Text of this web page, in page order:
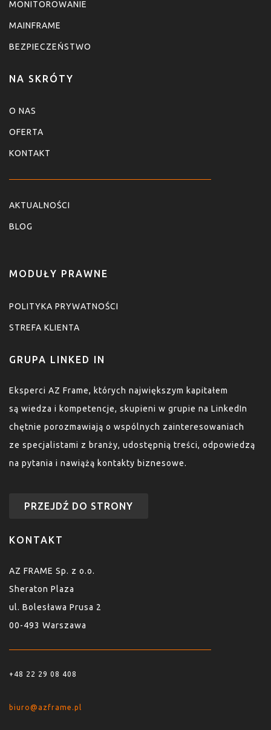
MONITOROWANIE
MAINFRAME
BEZPIECZEŃSTWO
NA SKRÓTY
O NAS
OFERTA
KONTAKT
AKTUALNOŚCI
BLOG
MODUŁY PRAWNE
POLITYKA PRYWATNOŚCI
STREFA KLIENTA
GRUPA LINKED IN
Eksperci AZ Frame, których największym kapitałem
są wiedza i kompetencje, skupieni w grupie na LinkedIn
chętnie porozmawiają o wspólnych zainteresowaniach
ze specjalistami z branży, udostępnią treści, odpowiedzą
na pytania i nawiążą kontakty biznesowe.
PRZEJDŹ DO STRONY
KONTAKT
AZ FRAME Sp. z o.o.
Sheraton Plaza
ul. Bolesława Prusa 2
00-493 Warszawa
+48 22 29 08 408
biuro@azframe.pl